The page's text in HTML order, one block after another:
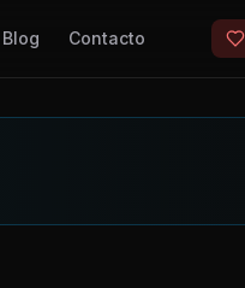
Blog Contacto